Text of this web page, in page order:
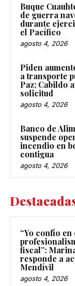
Buque
de guerra
durante
el Pacífico
agosto 4, 2026
Piden
a transporte
Paz; Cabildo
solicitud
agosto 4, 2026
Banco de
suspende
incendio en
contigua
agosto 4, 2026
“Yo confío en
fiscal”:
responde a
Mendívil
agosto 4, 2026